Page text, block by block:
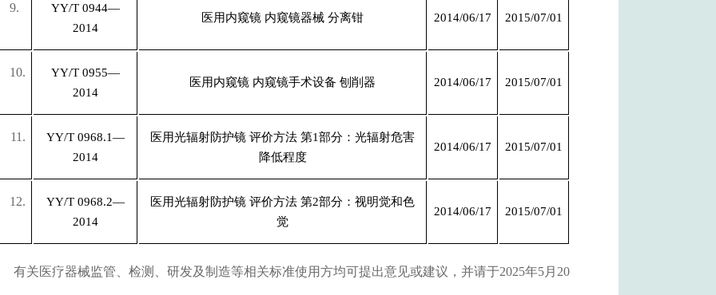
9.
YY/T 0944—
2014
医用内窥镜 内窥镜器械 分离钳 2014/06/17 2015/07/01
10.
YY/T 0955—
2014
医用内窥镜 内窥镜手术设备 刨削器 2014/06/17 2015/07/01
11.
YY/T 0968.1—
2014
医用光辐射防护镜 评价方法 第1部分：光辐射危害
降低程度
2014/06/17 2015/07/01
12.
YY/T 0968.2—
2014
医用光辐射防护镜 评价方法 第2部分：视明觉和色
觉
2014/06/17 2015/07/01
有关医疗器械监管、检测、研发及制造等相关标准使用方均可提出意见或建议，并请于2025年5月20